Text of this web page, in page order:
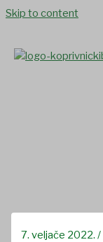
Skip to content
7. veljače 2022./